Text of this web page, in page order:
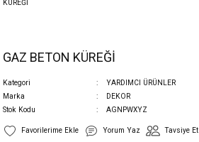
GAZ BETON KÜREĞİ
Kategori
YARDIMCI ÜRÜNLER
Marka
DEKOR
Stok Kodu
AGNPWXYZ
Yorum Yaz Tavsiye Et